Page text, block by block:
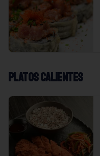
Platos calientes